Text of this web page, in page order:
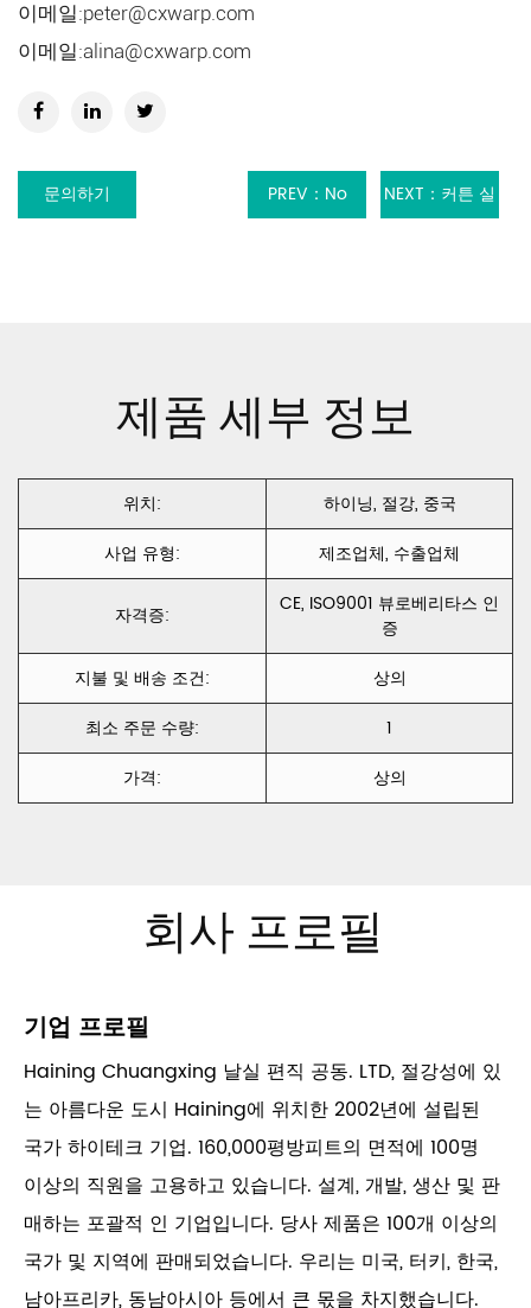
이메일:peter@cxwarp.com
이메일:alina@cxwarp.com
문의하기
PREV：No
NEXT：커튼 실
제품 세부 정보
위치:
하이닝, 절강, 중국
사업 유형:
제조업체, 수출업체
자격증:
CE, ISO9001 뷰로베리타스 인
증
지불 및 배송 조건:
상의
최소 주문 수량:
1
가격:
상의
회사 프로필
기업 프로필
Haining Chuangxing 날실 편직 공동. LTD, 절강성에 있
는 아름다운 도시 Haining에 위치한 2002년에 설립된
국가 하이테크 기업. 160,000평방피트의 면적에 100명
이상의 직원을 고용하고 있습니다. 설계, 개발, 생산 및 판
매하는 포괄적 인 기업입니다. 당사 제품은 100개 이상의
국가 및 지역에 판매되었습니다. 우리는 미국, 터키, 한국,
남아프리카, 동남아시아 등에서 큰 몫을 차지했습니다.